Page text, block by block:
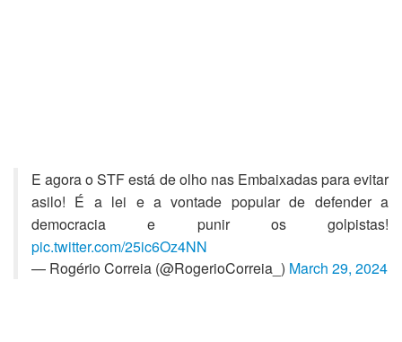
E agora o STF está de olho nas Embaixadas para evitar
asilo! É a lei e a vontade popular de defender a
democracia e punir os golpistas!
pic.twitter.com/25ic6Oz4NN
— Rogério Correia (@RogerioCorreia_) March 29, 2024